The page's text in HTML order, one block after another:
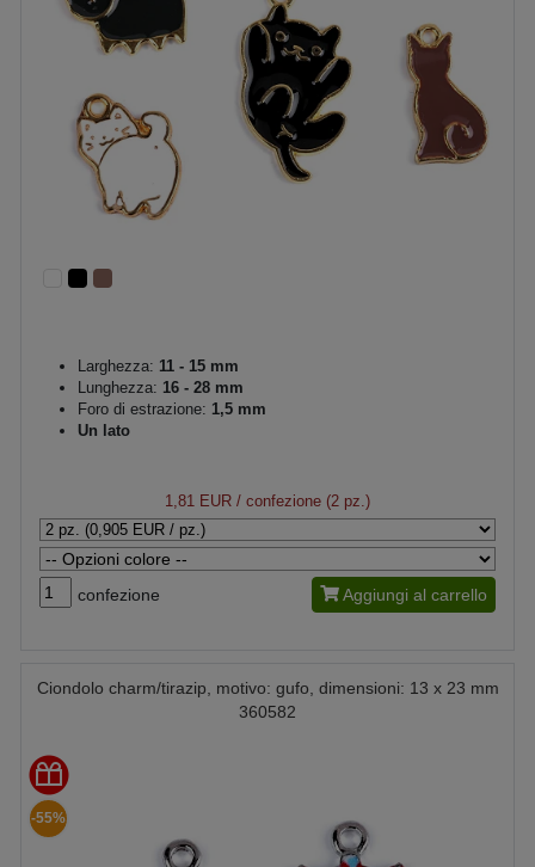
Larghezza: 11 - 15 mm
Lunghezza: 16 - 28 mm
Foro di estrazione: 1,5 mm
Un lato
1,81 EUR / confezione (2 pz.)
confezione Aggiungi al carrello
Ciondolo charm/tirazip, motivo: gufo, dimensioni: 13 x 23 mm
360582
-55%